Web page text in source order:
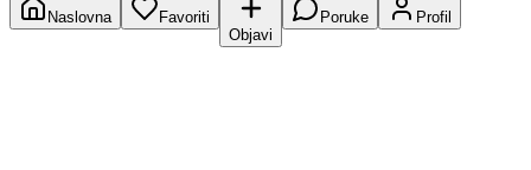
Naslovna
Favoriti
Objavi
Poruke Profil